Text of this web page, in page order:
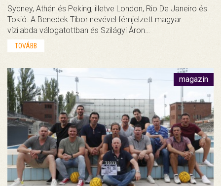
Sydney, Athén és Peking, illetve London, Rio De Janeiro és
Tokió. A Benedek Tibor nevével fémjelzett magyar
vízilabda válogatottban és Szilágyi Áron…
TOVÁBB
magazin